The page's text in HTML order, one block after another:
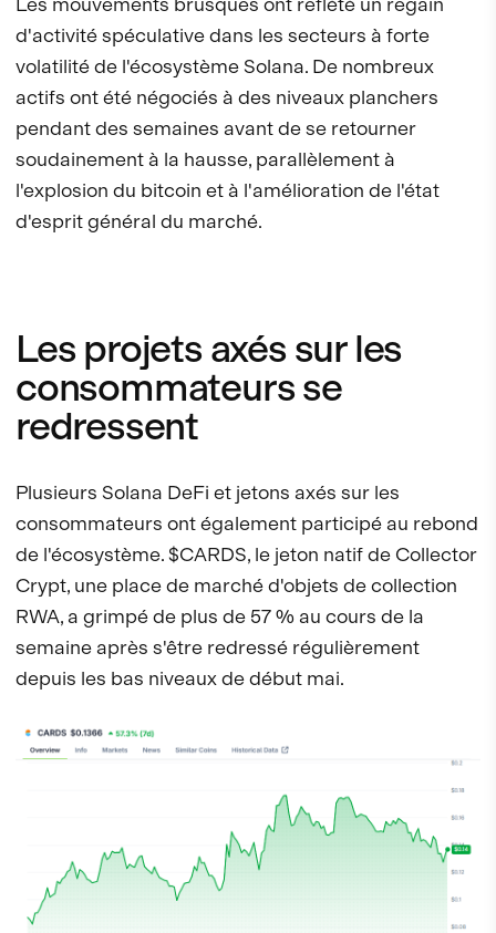
d'activité spéculative dans les secteurs à forte
volatilité de l'écosystème Solana. De nombreux
actifs ont été négociés à des niveaux planchers
pendant des semaines avant de se retourner
soudainement à la hausse, parallèlement à
l'explosion du bitcoin et à l'amélioration de l'état
d'esprit général du marché.
Les projets axés sur les
consommateurs se
redressent
Plusieurs Solana DeFi et jetons axés sur les
consommateurs ont également participé au rebond
de l'écosystème. $CARDS, le jeton natif de Collector
Crypt, une place de marché d'objets de collection
RWA, a grimpé de plus de 57 % au cours de la
semaine après s'être redressé régulièrement
depuis les bas niveaux de début mai.